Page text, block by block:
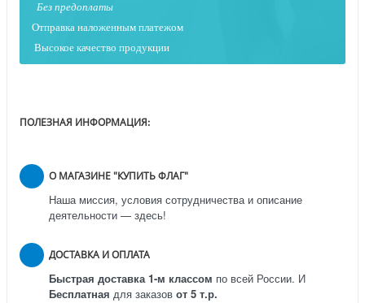
Без предоплаты
Отправка наложенным платежом
Высокое качество продукции
ПОЛЕЗНАЯ ИНФОРМАЦИЯ:
О МАГАЗИНЕ "КУПИТЬ ФЛАГ"
Наша миссия, условия сотрудничества и описание
деятельности — здесь!
ДОСТАВКА И ОПЛАТА
Быстрая доставка 1-м классом по всей России. И
Бесплатная для заказов от 5 т.р.